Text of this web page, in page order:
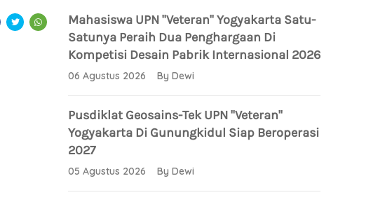
Mahasiswa UPN "Veteran" Yogyakarta Satu-
Satunya Peraih Dua Penghargaan Di
Kompetisi Desain Pabrik Internasional 2026
06 Agustus 2026 By Dewi
Pusdiklat Geosains-Tek UPN "Veteran"
Yogyakarta Di Gunungkidul Siap Beroperasi
2027
05 Agustus 2026 By Dewi